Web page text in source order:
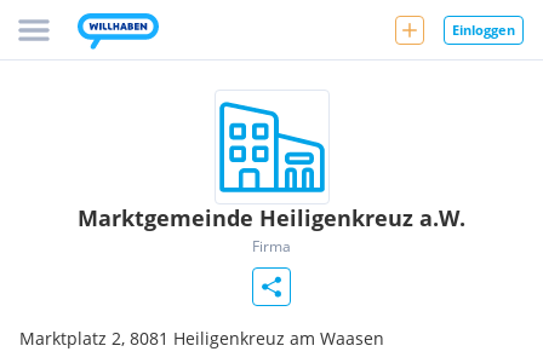
Einloggen
Marktgemeinde Heiligenkreuz a.W.
Firma
Marktplatz 2, 8081 Heiligenkreuz am Waasen